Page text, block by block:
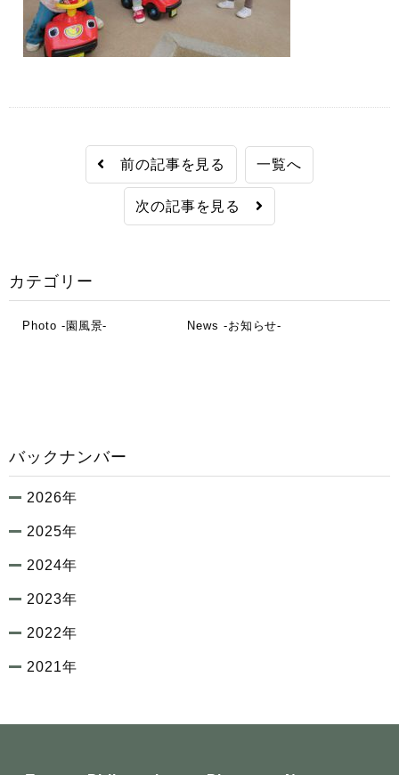
前の記事を見る 一覧へ
次の記事を見る
カテゴリー
Photo -園風景- News -お知らせ-
バックナンバー
2026年
2025年
2024年
2023年
2022年
2021年